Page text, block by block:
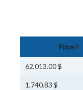
Price
$ 62,013.00
$ 1,740.83